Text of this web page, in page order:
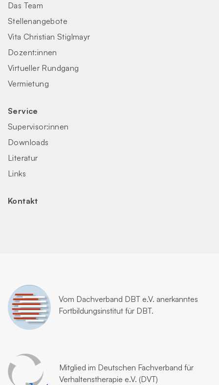
Das Team
Stellenangebote
Vita Christian Stiglmayr
Dozent:innen
Virtueller Rundgang
Vermietung
Service
Supervisor:innen
Downloads
Literatur
Links
Kontakt
Vom Dachverband DBT e.V. anerkanntes
Fortbildungsinstitut für DBT.
Mitglied im Deutschen Fachverband für
Verhaltenstherapie e.V. (DVT)